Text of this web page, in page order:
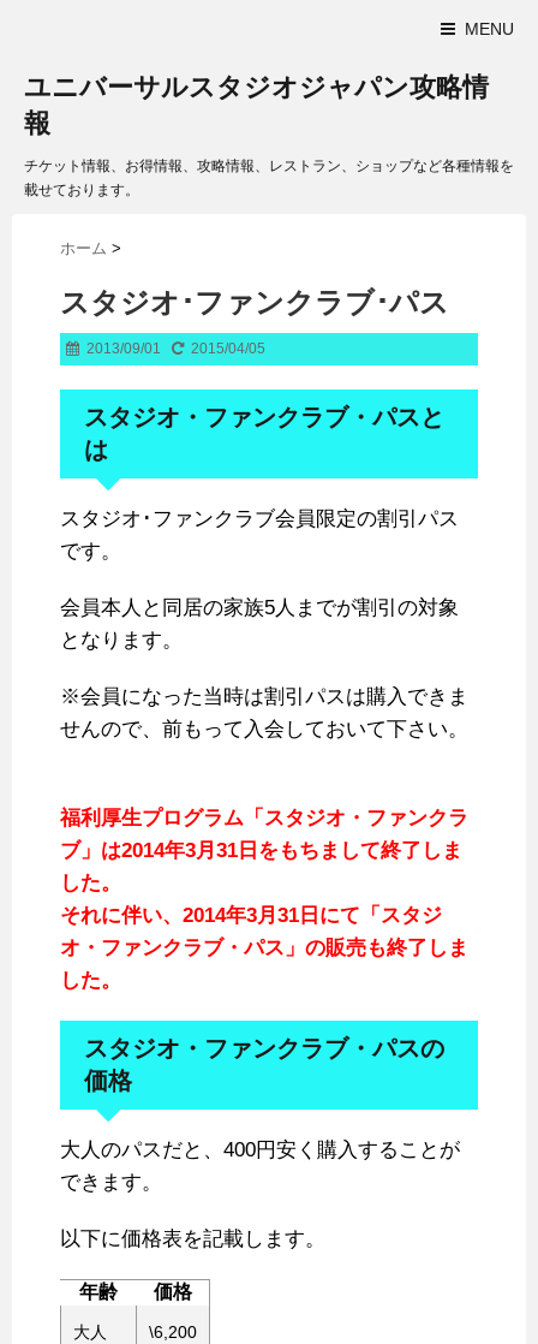
MENU
ユニバーサルスタジオジャパン攻略情
報
チケット情報、お得情報、攻略情報、レストラン、ショップなど各種情報を
載せております。
ホーム >
スタジオ･ファンクラブ･パス
2013/09/01 2015/04/05
スタジオ・ファンクラブ・パスと
は
スタジオ･ファンクラブ会員限定の割引パス
です。
会員本人と同居の家族5人までが割引の対象
となります。
※会員になった当時は割引パスは購入できま
せんので、前もって入会しておいて下さい。
福利厚生プログラム「スタジオ・ファンクラ
ブ」は2014年3月31日をもちまして終了しま
した。
それに伴い、2014年3月31日にて「スタジ
オ・ファンクラブ・パス」の販売も終了しま
した。
スタジオ・ファンクラブ・パスの
価格
大人のパスだと、400円安く購入することが
できます。
以下に価格表を記載します。
年齢 価格
大人 \6,200